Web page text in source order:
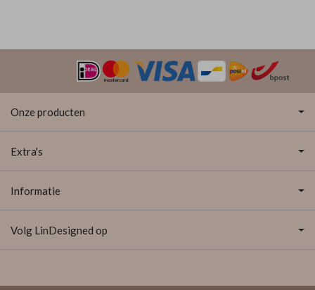
Onze producten
Extra's
Informatie
Volg LinDesigned op